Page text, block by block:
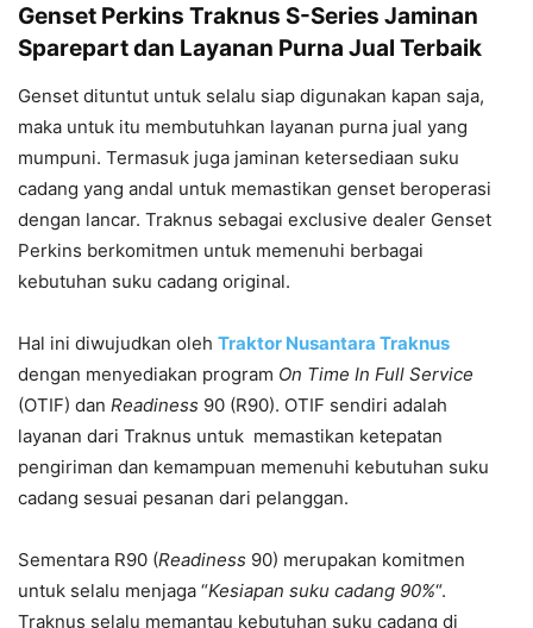
Genset Perkins Traknus S-Series Jaminan
Sparepart dan Layanan Purna Jual Terbaik
Genset dituntut untuk selalu siap digunakan kapan saja,
maka untuk itu membutuhkan layanan purna jual yang
mumpuni. Termasuk juga jaminan ketersediaan suku
cadang yang andal untuk memastikan genset beroperasi
dengan lancar. Traknus sebagai exclusive dealer Genset
Perkins berkomitmen untuk memenuhi berbagai
kebutuhan suku cadang original.
Hal ini diwujudkan oleh Traktor Nusantara Traknus
dengan menyediakan program On Time In Full Service
(OTIF) dan Readiness 90 (R90). OTIF sendiri adalah
layanan dari Traknus untuk memastikan ketepatan
pengiriman dan kemampuan memenuhi kebutuhan suku
cadang sesuai pesanan dari pelanggan.
Sementara R90 (Readiness 90) merupakan komitmen
untuk selalu menjaga “Kesiapan suku cadang 90%“.
Traknus selalu memantau kebutuhan suku cadang di